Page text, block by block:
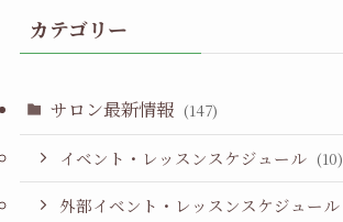
カテゴリー
サロン最新情報 (147)
イベント・レッスンスケジュール (10)
外部イベント・レッスンスケジュール